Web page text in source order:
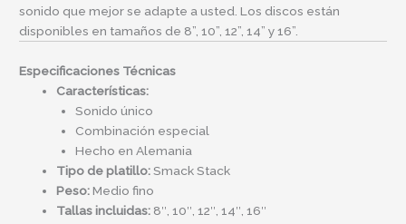
sonido que mejor se adapte a usted. Los discos están
disponibles en tamaños de 8”, 10”, 12”, 14” y 16”.
Especificaciones Técnicas
Características:
Sonido único
Combinación especial
Hecho en Alemania
Tipo de platillo:Smack Stack
Peso:Medio fino
Tallas incluidas: 8″, 10″, 12″, 14″, 16″